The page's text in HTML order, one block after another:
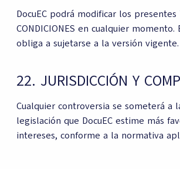
DocuEC podrá modificar los presentes
CONDICIONES en cualquier momento.
obliga a sujetarse a la versión vigente.
22. JURISDICCIÓN Y
Cualquier controversia se someterá a
legislación que DocuEC estime más
intereses, conforme a la normativa